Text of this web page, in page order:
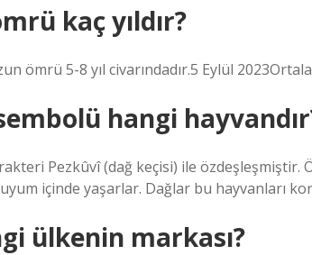
kaç yıldır?
ömrü 5-8 yıl civarındadır.5 Eylül
hangi
Pezkûvî (dağ keçisi) ile özdeşleşmiştir.
içinde yaşarlar. Dağlar bu hayvanları
ülkenin markası?